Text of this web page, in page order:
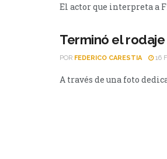
El actor que interpreta a
Terminó el
POR FEDERICO CARESTIA 16
A través de una foto